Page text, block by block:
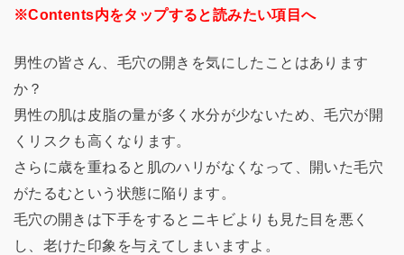
※Contents内をタップすると読みたい項目へ
男性の皆さん、毛穴の開きを気にしたことはあります
か？
男性の肌は皮脂の量が多く水分が少ないため、毛穴が開
くリスクも高くなります。
さらに歳を重ねると肌のハリがなくなって、開いた毛穴
がたるむという状態に陥ります。
毛穴の開きは下手をするとニキビよりも見た目を悪く
し、老けた印象を与えてしまいますよ。